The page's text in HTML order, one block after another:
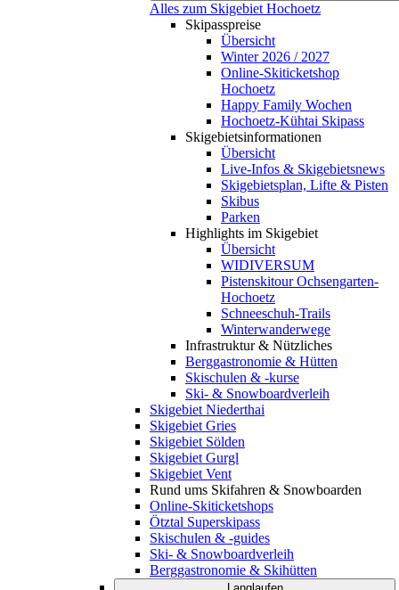
Alles zum Skigebiet Hochoetz
Skipasspreise
Übersicht
Winter 2026 / 2027
Online-Skiticketshop
Hochoetz
Happy Family Wochen
Hochoetz-Kühtai Skipass
Skigebietsinformationen
Übersicht
Live-Infos & Skigebietsnews
Skigebietsplan, Lifte & Pisten
Skibus
Parken
Highlights im Skigebiet
Übersicht
WIDIVERSUM
Pistenskitour Ochsengarten-
Hochoetz
Schneeschuh-Trails
Winterwanderwege
Infrastruktur & Nützliches
Berggastronomie & Hütten
Skischulen & -kurse
Ski- & Snowboardverleih
Skigebiet Niederthai
Skigebiet Gries
Skigebiet Sölden
Skigebiet Gurgl
Skigebiet Vent
Rund ums Skifahren & Snowboarden
Online-Skiticketshops
Ötztal Superskipass
Skischulen & -guides
Ski- & Snowboardverleih
Berggastronomie & Skihütten